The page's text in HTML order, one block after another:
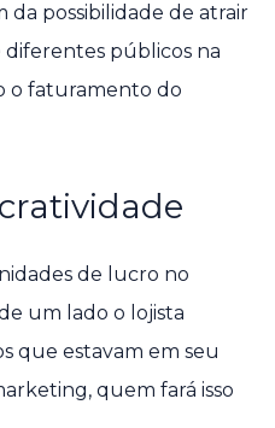
da possibilidade de atrair
diferentes públicos na
o faturamento do
de lucro no
um lado o lojista
que estavam em seu
quem fará isso